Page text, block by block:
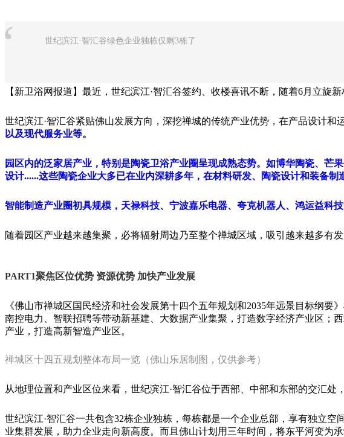
世纪滨江·智汇谷绿色企业独栋仅剩3栋了
【新卫浴网报道】最近，世纪滨江·智汇谷签约、收楼喜讯不断，随着6月立旋
世纪滨江·智汇谷紧贴佛山发展方向，深挖禅城的传统产业优势，在产品设计和
以及现代服务业等。
园区内的泛家居产业，特别是陶瓷卫浴产业圈呈现成熟态势。如博华陶瓷、
设计......这些陶瓷企业大多已在业内深耕多年，在材料研发、陶瓷设计和装备制
智能制造产业圈初具规模，天禄科技、宁波嘉乐电器、夸克机器人、鸿运益科
随着园区产业越来越集聚，必将辐射周边乃至整个禅城区域，吸引越来越多有
PART1聚焦区位优势 资源优势 加快产业发展
《佛山市禅城区国民经济和社会发展第十四个五年规划和2035年远景目标纲
南控电力、智联招聘等带动新基建、大数据产业集聚，打造数字经济产业区；
产业，打造高新智造产业区。
禅城区十四五规划整体布局一览（佛山乐居制图，仅供参考）
从地理位置和产业区位来看，世纪滨江·智汇谷位于西部、中部和东部的交汇处
世纪滨江·智汇谷一共包含32栋企业独栋，每栋都是一个企业总部，享有独立
业集群发展，助力企业走向新高度。而且佛山计划用三年时间，将东平河变为承